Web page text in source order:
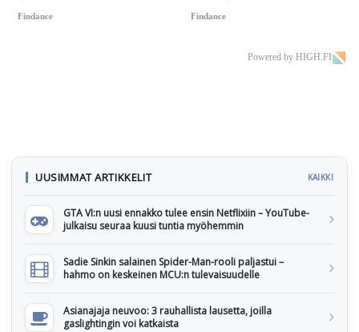
Findance Findance
Powered by HIGH.FI
UUSIMMAT ARTIKKELIT KAIKKI
GTA VI:n uusi ennakko tulee ensin Netflixiin – YouTube-
julkaisu seuraa kuusi tuntia myöhemmin
Sadie Sinkin salainen Spider-Man-rooli paljastui –
hahmo on keskeinen MCU:n tulevaisuudelle
Asianajaja neuvoo: 3 rauhallista lausetta, joilla
gaslightingin voi katkaista